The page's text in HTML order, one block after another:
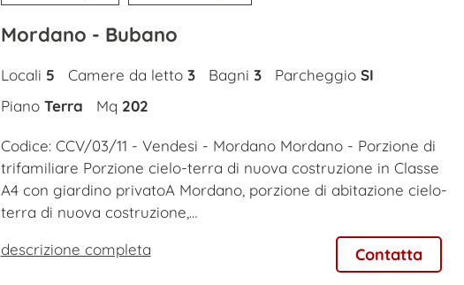
Mordano - Bubano
Locali 5 Camere da letto 3 Bagni 3 Parcheggio SI
Piano Terra Mq 202
Codice: CCV/03/11 - Vendesi - Mordano Mordano - Porzione di
trifamiliare Porzione cielo-terra di nuova costruzione in Classe
A4 con giardino privatoA Mordano, porzione di abitazione cielo-
terra di nuova costruzione,…
descrizione completa
Contatta